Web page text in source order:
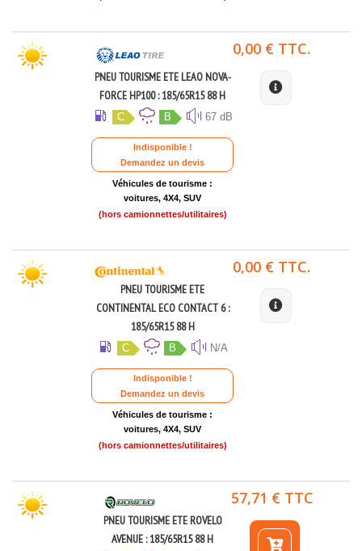
PNEU TOURISME ETE LEAO NOVA-
FORCE HP100 : 185/65R15 88 H
C B 67 dB
Indisponible !
Demandez un devis
Véhicules de tourisme :
voitures, 4X4, SUV
(hors camionnettes/utilitaires)
0,00 € TTC.
PNEU TOURISME ETE
CONTINENTAL ECO CONTACT 6 :
185/65R15 88 H
C B N/A
Indisponible !
Demandez un devis
Véhicules de tourisme :
voitures, 4X4, SUV
(hors camionnettes/utilitaires)
0,00 € TTC.
PNEU TOURISME ETE ROVELO
AVENUE : 185/65R15 88 H
57,71 € TTC